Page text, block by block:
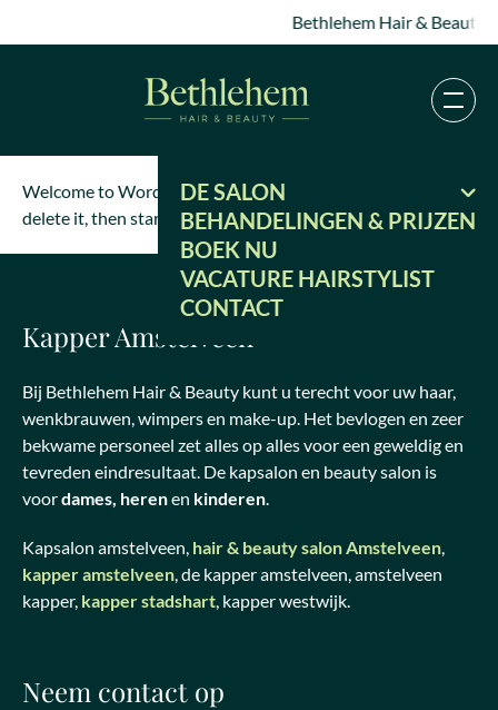
Bethlehem Hair & Beauty,
DE SALON
BEHANDELINGEN & PRIJZEN
BOEK NU
VACATURE HAIRSTYLIST
CONTACT
Welcome to WordPress. This is your first post. Edit or
delete it, then start writing!
Kapper Amstelveen
Bij Bethlehem Hair & Beauty kunt u terecht voor uw haar,
wenkbrauwen, wimpers en make-up. Het bevlogen en zeer
bekwame personeel zet alles op alles voor een geweldig en
tevreden eindresultaat. De kapsalon en beauty salon is
voordames, herenen kinderen.
Kapsalon amstelveen, hair & beauty salon Amstelveen,
kapper amstelveen, de kapper amstelveen, amstelveen
kapper, kapper stadshart, kapper westwijk.
Neem contact op